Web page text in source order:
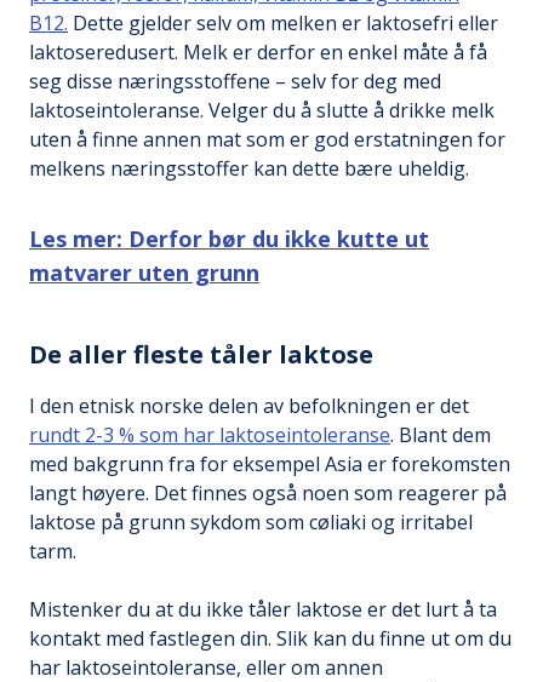
B12. Dette gjelder selv om melken er laktosefri eller
laktoseredusert. Melk er derfor en enkel måte å få
seg disse næringsstoffene – selv for deg med
laktoseintoleranse. Velger du å slutte å drikke melk
uten å finne annen mat som er god erstatningen for
melkens næringsstoffer kan dette bære uheldig.
Les mer: Derfor bør du ikke kutte ut
matvarer uten grunn
De aller fleste tåler laktose
I den etnisk norske delen av befolkningen er det
rundt 2-3 % som har laktoseintoleranse. Blant dem
med bakgrunn fra for eksempel Asia er forekomsten
langt høyere. Det finnes også noen som reagerer på
laktose på grunn sykdom som cøliaki og irritabel
tarm.
Mistenker du at du ikke tåler laktose er det lurt å ta
kontakt med fastlegen din. Slik kan du finne ut om du
har laktoseintoleranse, eller om annen